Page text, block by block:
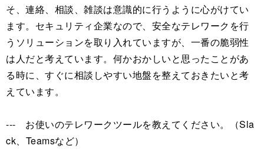
そ、連絡、相談、雑談は意識的に行うように心がけてい
ます。セキュリティ企業なので、安全なテレワークを行
うソリューションを取り入れていますが、一番の脆弱性
は人だと考えています。何かおかしいと思ったことがあ
る時に、すぐに相談しやすい地盤を整えておきたいと考
えています。
--- お使いのテレワークツールを教えてください。（Sla
ck、Teamsなど）